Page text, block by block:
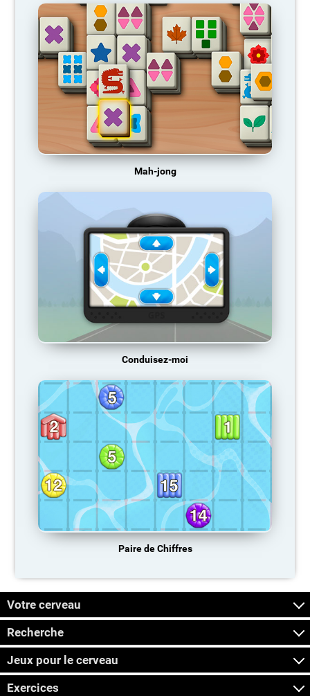
Mah-jong
Conduisez-moi
Paire de Chiffres
Votre cerveau
Recherche
Jeux pour le cerveau
Exercices